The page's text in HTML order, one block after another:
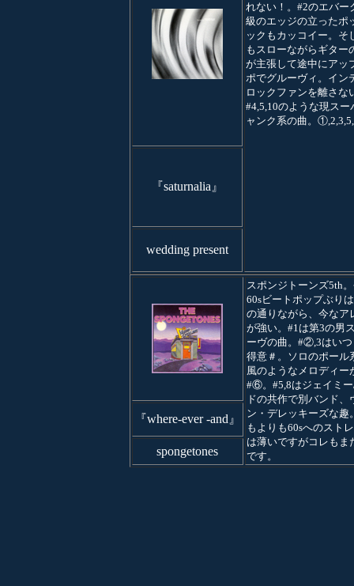
れない！。#2のエバー
級のエッジの立ったポ
ックもカッコイー。そ
もスローながらギター
が主張して途中にアッ
ポでグルーヴィ。イン
ロックファンを離さな
#4,5,10のような現スー
ャンク系の曲。
『saturnalia』
wedding present
スポンジトーンズ5th
60sビートポップぶり
の通りながら、今なア
が強い。#1は第3の男
ーヴの曲。#②,3はいつ
得意＃。ソロのポール
風のようなメロディー
#⑥。#5,8はジェイミ
ドの共作で別バンド、
ン・デレッキーズな趣
もよりも60sへのスト
は薄いですがコレもま
です。
『where-ever -and』
spongetones